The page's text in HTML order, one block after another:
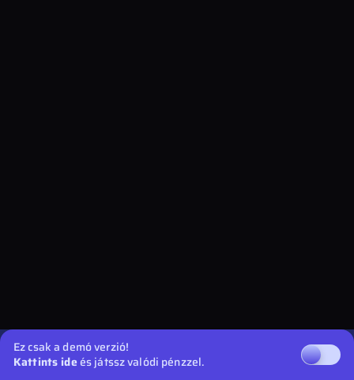
Ez csak a demó verzió!
Kattints ideés játssz valódi pénzzel.